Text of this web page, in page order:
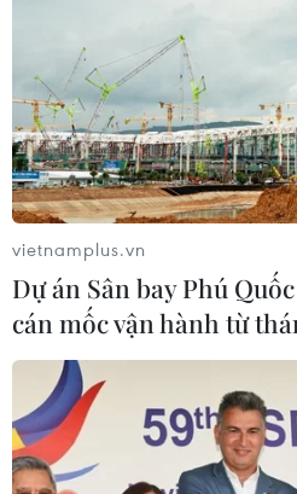
vietnamplus.vn
Dự án Sân bay Phú
cán mốc vận hành từ